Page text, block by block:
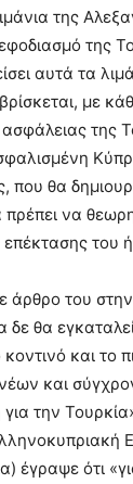
της
αυτά τα
με
ασφάλειας
που θα
να
επέκτασης
του
δε θα
και το
και
την
έγραψε ότι